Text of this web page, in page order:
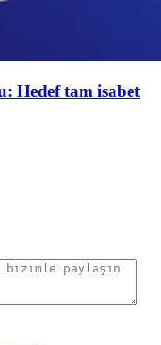
Hedef tam isabet